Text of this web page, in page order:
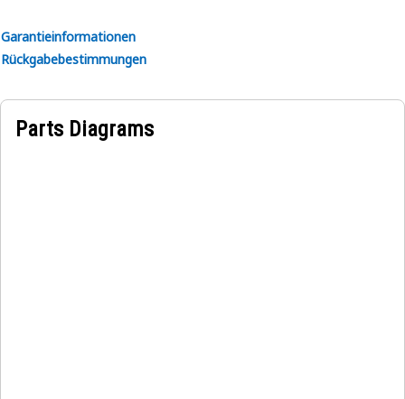
Garantieinformationen
Rückgabebestimmungen
Parts Diagrams